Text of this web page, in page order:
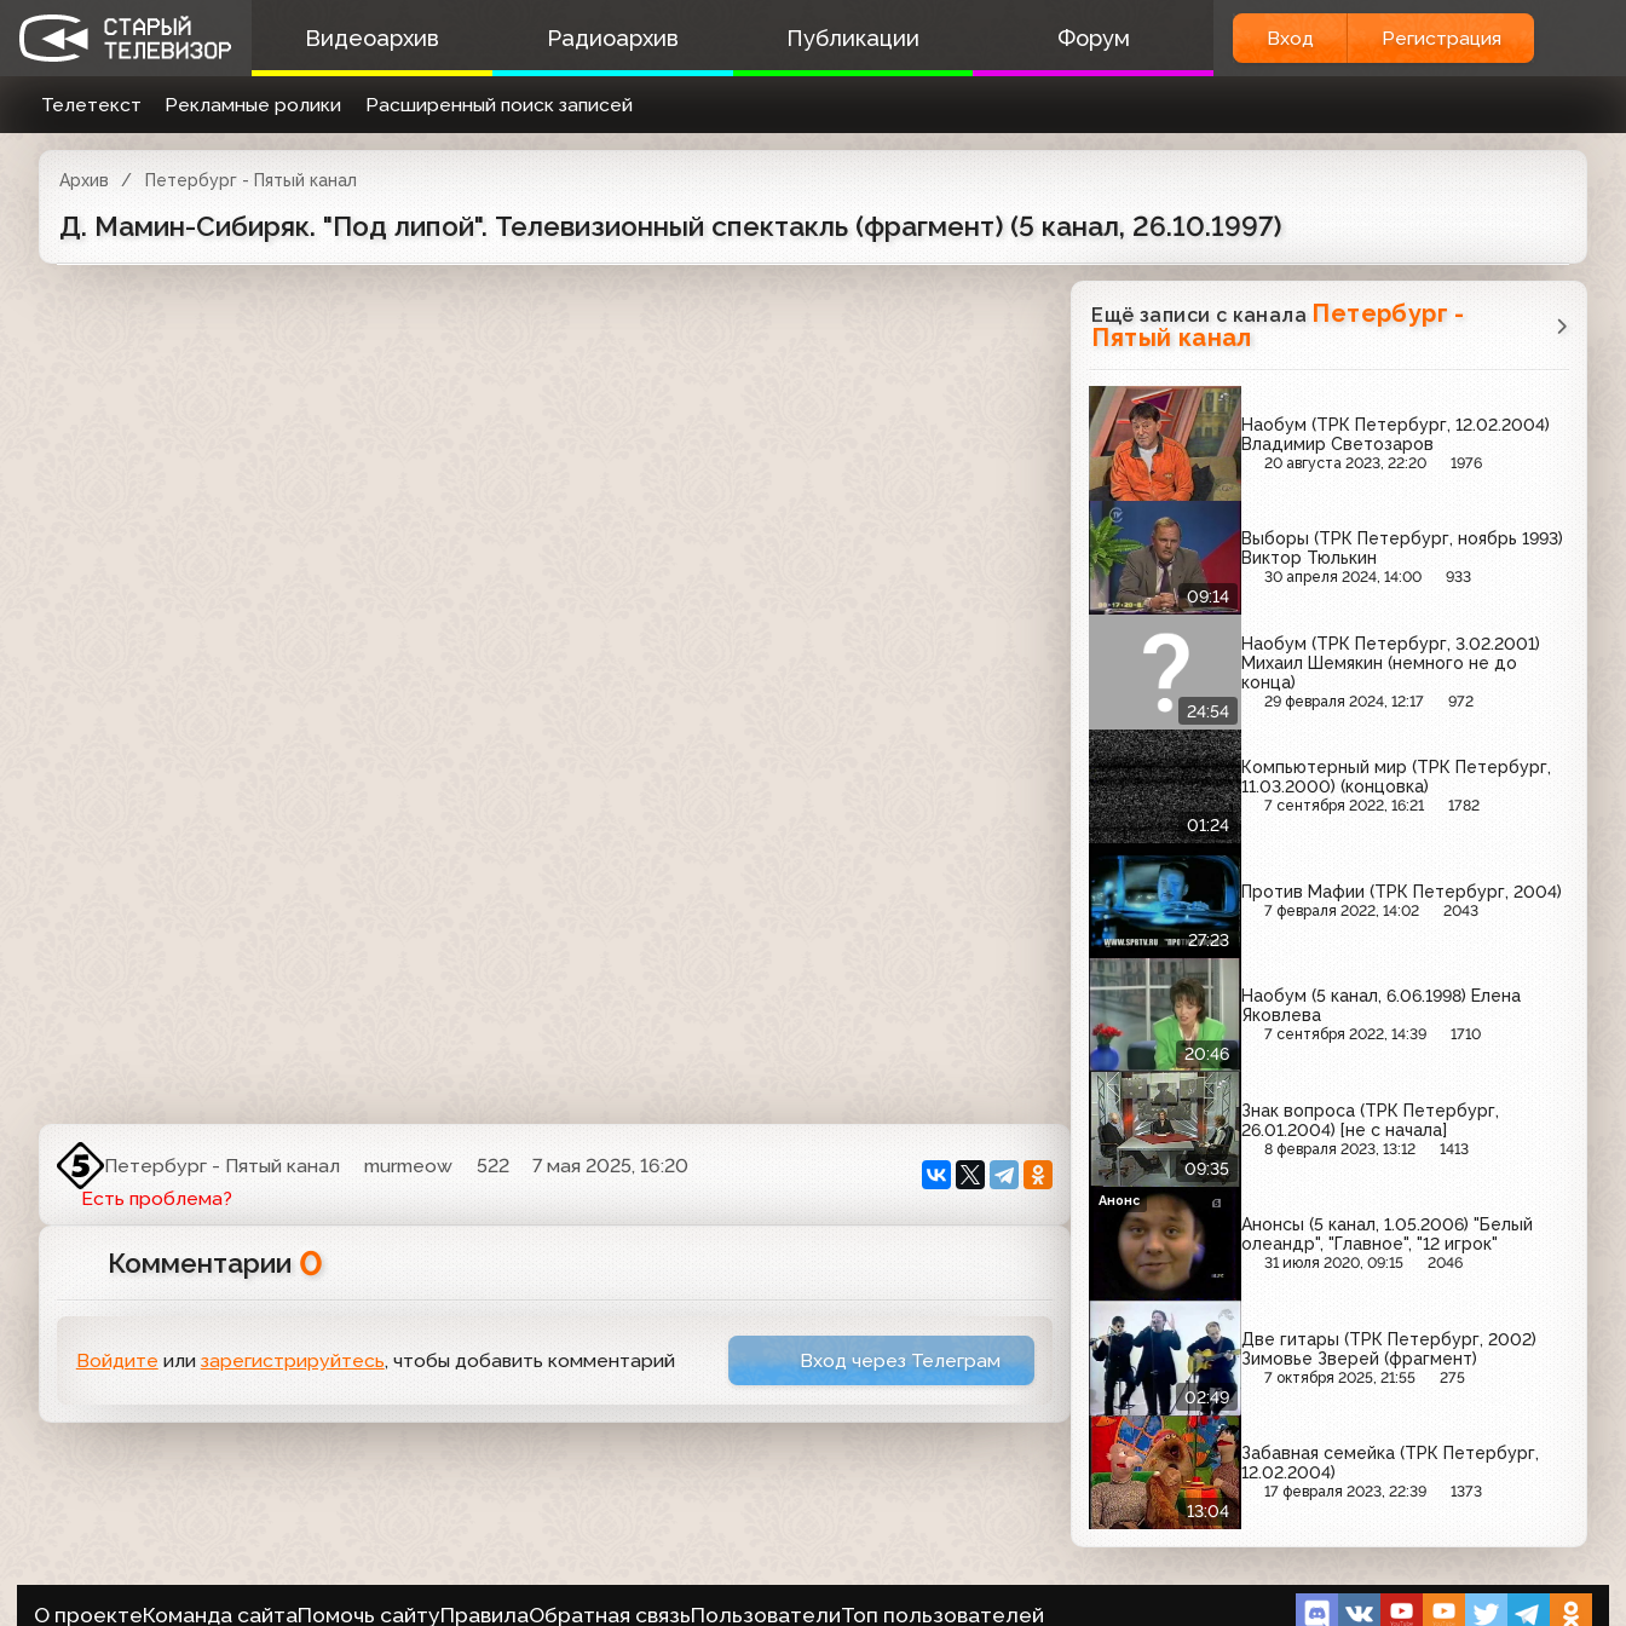
Видеоархив Радиоархив Публикации Форум Вход Регистрация
Телетекст Рекламные ролики Расширенный поиск записей
Архив Петербург - Пятый канал
Д. Мамин-Сибиряк. "Под липой". Телевизионный спектакль (фрагмент) (5 канал, 26.10.1997)
Петербург - Пятый канал murmeow 522
7 мая 2025, 16:20
Есть проблема?
Комментарии 0
Войдите или зарегистрируйтесь, чтобы добавить комментарий Вход через Телеграм
Ещё записи с канала Петербург -
Пятый канал
Наобум (ТРК Петербург, 12.02.2004)
Владимир Светозаров
20 августа 2023, 22:20 1976
09:14
Выборы (ТРК Петербург, ноябрь 1993)
Виктор Тюлькин
30 апреля 2024, 14:00 933
24:54
Наобум (ТРК Петербург, 3.02.2001)
Михаил Шемякин (немного не до
конца)
29 февраля 2024, 12:17 972
01:24
Компьютерный мир (ТРК Петербург,
11.03.2000) (концовка)
7 сентября 2022, 16:21 1782
27:23
Против Мафии (ТРК Петербург, 2004)
7 февраля 2022, 14:02 2043
20:46
Наобум (5 канал, 6.06.1998) Елена
Яковлева
7 сентября 2022, 14:39 1710
09:35
Знак вопроса (ТРК Петербург,
26.01.2004) [не с начала]
8 февраля 2023, 13:12 1413
Анонсы (5 канал, 1.05.2006) "Белый
олеандр", "Главное", "12 игрок"
31 июля 2020, 09:15 2046
Анонс
02:49
Две гитары (ТРК Петербург, 2002)
Зимовье Зверей (фрагмент)
7 октября 2025, 21:55 275
13:04
Забавная семейка (ТРК Петербург,
12.02.2004)
17 февраля 2023, 22:39 1373
О проектеКоманда сайтаПомочь сайтуПравилаОбратная связьПользователиТоп пользователей